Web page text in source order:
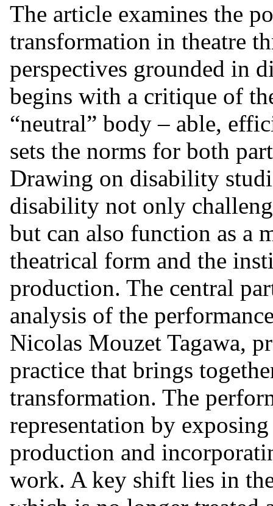
The article examines the
transformation in theatre
perspectives grounded in
begins with a critique of
“neutral” body – able,
sets the norms for both
Drawing on disability
disability not only
but can also function as a
theatrical form and the
production. The central
analysis of the
Nicolas Mouzet Tagawa,
practice that brings
transformation. The
representation by
production and
work. A key shift lies in